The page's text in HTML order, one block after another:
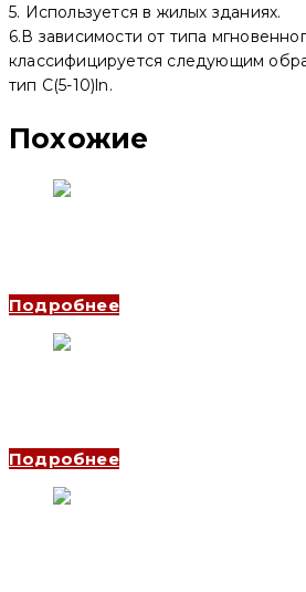
5. Используется в жилых зданиях.
6.В зависимости от типа
классифицируется следующим
тип C(5-10)ln.
Похожие
Подробнее
Подробнее